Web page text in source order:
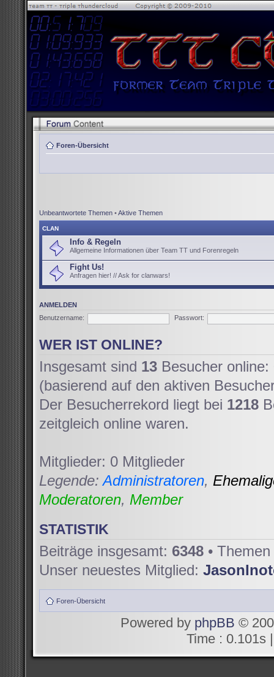
Foren-Übersicht
Unbeantwortete Themen •Aktive Themen
CLAN
Info & Regeln
Allgemeine Informationen über Team TT und Forenregeln
Fight Us!
Anfragen hier! // Ask for clanwars!
ANMELDEN
Benutzername:
Passwort:
WER IST ONLINE?
Insgesamt sind 13 Besucher
(basierend auf den aktiven
Der Besucherrekord liegt bei 1218
zeitgleich online waren.
Mitglieder: 0 Mitglieder
Legende:Administratoren,
Moderatoren, Member
STATISTIK
Beiträge insgesamt: 6348 •
Unser neuestes Mitglied:
Foren-Übersicht
Powered by phpBB ©
Time : 0.101s